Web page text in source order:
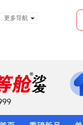
更多导航